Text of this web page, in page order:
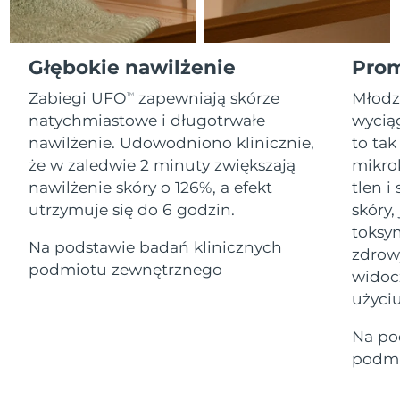
Głębokie nawilżenie
Zabiegi UFOTM
zapewniają skórze
natychmiastowe i długotrwałe
nawilżenie. Udowodniono klinicznie,
że w zaledwie 2 minuty zwiększają
nawilżenie skóry o 126%, a efekt
utrzymuje się do 6 godzin.
Na podstawie badań klinicznych
podmiotu zewnętrznego
to tak
tlen i
Na
All revitalizing eye massagers
Advanced pore care essentials
Serum
For healthy hair
issa™ Teeth Whitening Gel
18% PAP
Kosmetyki Mężczyźni
O NAS
Gibraltar
Grecja
9/8/26
SRA Hongkong
(Chiny)
Oczekiwany czas dostawy
10/8/26
Węgry
Oczekiwany czas dostawy
9/8/26
Oczekiwany czas dostawy
10/8/26
Indonezja
Oczekiwany czas dostawy
9/8/26